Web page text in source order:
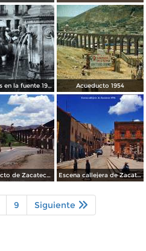
Aguadoras en la fuente 1901 Acueducto 1954
El Acueducto de Zacatecas 1958. Escena callejera de Zacatecas 1958.
9 Siguiente